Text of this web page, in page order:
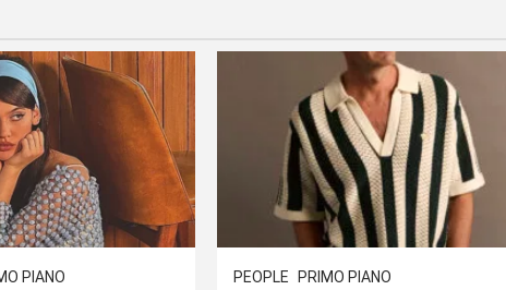
PIANO PEOPLE PRIMO PIANO